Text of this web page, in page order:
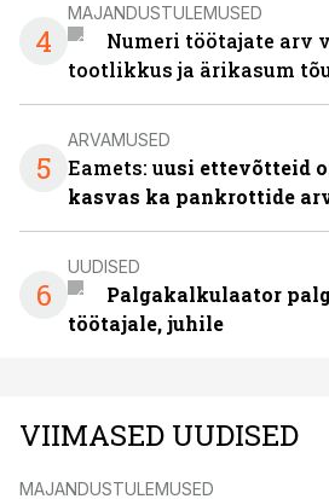
4
MAJANDUSTULEMUSED
Numeri töötajate arv
tootlikkus ja ärikasum
5
ARVAMUSED
Eamets: uusi ettevõtteid
kasvas ka pankrottide
6
UUDISED
Palgakalkulaator
töötajale, juhile
VIIMASED UUDISED
MAJANDUSTULEMUSED